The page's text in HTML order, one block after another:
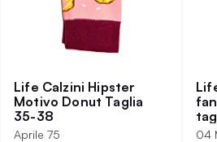
Life Calzini Hipster
Motivo Donut Taglia
35-38
Aprile 75 04